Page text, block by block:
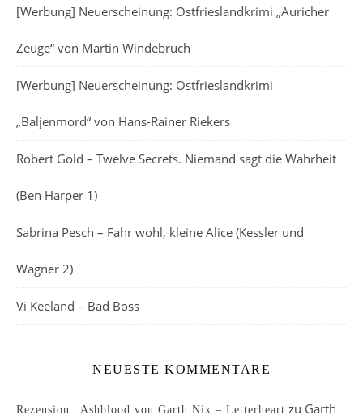
[Werbung] Neuerscheinung: Ostfrieslandkrimi „Auricher
Zeuge“ von Martin Windebruch
[Werbung] Neuerscheinung: Ostfrieslandkrimi
„Baljenmord“ von Hans-Rainer Riekers
Robert Gold – Twelve Secrets. Niemand sagt die Wahrheit
(Ben Harper 1)
Sabrina Pesch – Fahr wohl, kleine Alice (Kessler und
Wagner 2)
Vi Keeland – Bad Boss
NEUESTE KOMMENTARE
Rezension | Ashblood von Garth Nix – Letterheart zu Garth